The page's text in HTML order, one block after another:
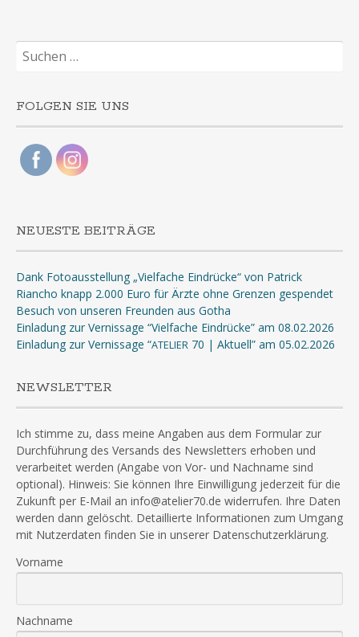
Suchen
nach:
FOLGEN SIE UNS
NEUESTE BEITRÄGE
Dank Fotoausstellung „Vielfache Eindrücke“ von Patrick
Riancho knapp 2.000 Euro für Ärzte ohne Grenzen gespendet
Besuch von unseren Freunden aus Gotha
Einladung zur Vernissage “Vielfache Eindrücke” am 08.02.2026
Einladung zur Vernissage “ATELIER 70 | Aktuell” am 05.02.2026
NEWSLETTER
Ich stimme zu, dass meine Angaben aus dem Formular zur
Durchführung des Versands des Newsletters erhoben und
verarbeitet werden (Angabe von Vor- und Nachname sind
optional). Hinweis: Sie können Ihre Einwilligung jederzeit für die
Zukunft per E-Mail an info@atelier70.de widerrufen. Ihre Daten
werden dann gelöscht. Detaillierte Informationen zum Umgang
mit Nutzerdaten finden Sie in unserer Datenschutzerklärung.
Vorname
Nachname